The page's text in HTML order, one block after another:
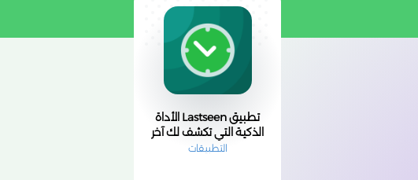
تطبيق Lastseen الأداة
الذكية التي تكشف لك آخر
ظهورلأصدقائك
التطبيقات